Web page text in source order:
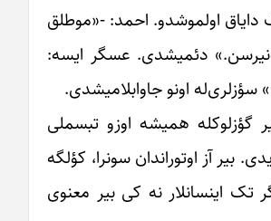
دایاق اولموشدو. احمد: -«موطلق
دئمیشدی. عسگر ایسه:
اونو جاوابلامیشدی.
گؤزلوکله همیشه اوزو تبسملی
بیر آز اوتوراندان سونرا، کؤلگه
اینسانلار نه کی بیر معنوی